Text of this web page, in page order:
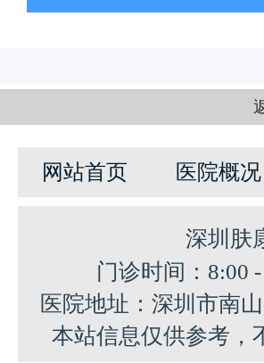
网站首页 医院概况
深圳肤
门诊时间：8:00
医院地址：深圳市南
本站信息仅供参考，